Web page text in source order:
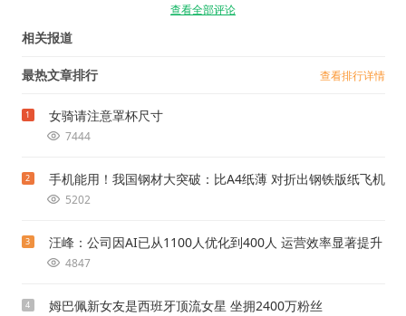
查看全部评论
相关报道
最热文章排行 查看排行详情
1 女骑请注意罩杯尺寸
7444
2 手机能用！我国钢材大突破：比A4纸薄 对折出钢铁版纸飞机
5202
3 汪峰：公司因AI已从1100人优化到400人 运营效率显著提升
4847
4 姆巴佩新女友是西班牙顶流女星 坐拥2400万粉丝